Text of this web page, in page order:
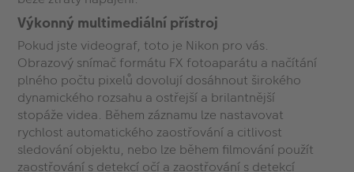
Výkonný multimediální přístroj
Pokud jste videograf, toto je Nikon pro vás.
Obrazový snímač formátu FX fotoaparátu a načítání
plného počtu pixelů dovolují dosáhnout širokého
dynamického rozsahu a ostřejší a brilantnější
stopáže videa. Během záznamu lze nastavovat
rychlost automatického zaostřování a citlivost
sledování objektu, nebo lze během filmování použít
zaostřování s detekcí očí a zaostřování s detekcí